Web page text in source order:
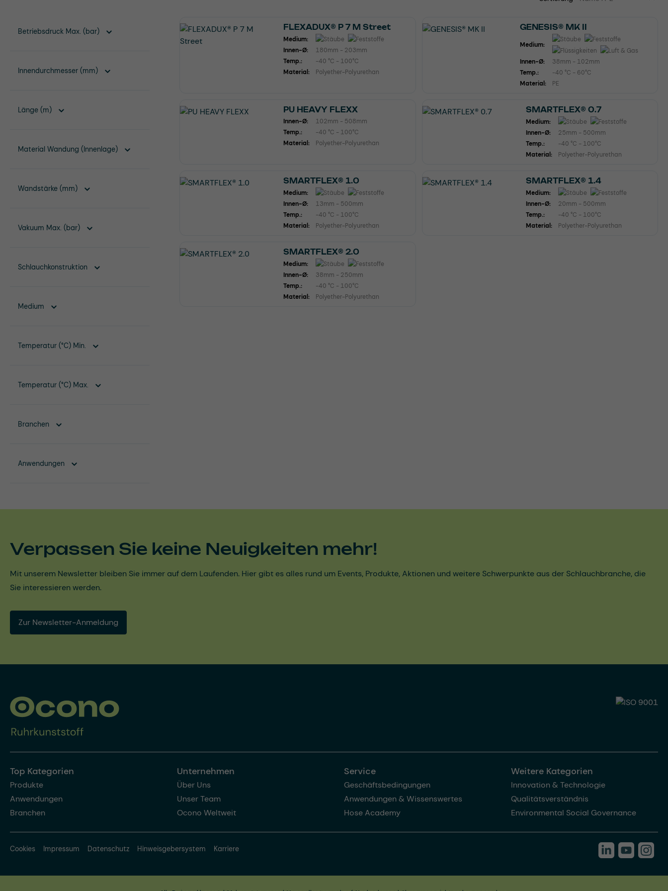
Betriebsdruck Max. (bar)
Innendurchmesser (mm)
Länge (m)
Material Wandung (Innenlage)
Wandstärke (mm)
Vakuum Max. (bar)
Schlauchkonstruktion
Medium
Temperatur (°C) Min.
Temperatur (°C) Max.
Branchen
Anwendungen
FLEXADUX® P 7 M Street
Medium:
Innen-Ø:
180mm - 203mm
Temp.:
-40 °C - 100°C
Material:
Polyether-Polyurethan
GENESIS® MK II
Medium:
Innen-Ø:
38mm - 102mm
Temp.:
-40 °C - 60°C
Material:
PE
PU HEAVY FLEXX
Innen-Ø:
102mm - 508mm
Temp.:
-40 °C - 100°C
Material:
Polyether-Polyurethan
SMARTFLEX® 0.7
Medium:
Innen-Ø:
25mm - 500mm
Temp.:
-40 °C - 100°C
Material:
Polyether-Polyurethan
SMARTFLEX® 1.0
Medium:
Innen-Ø:
13mm - 500mm
Temp.:
-40 °C - 100°C
Material:
Polyether-Polyurethan
SMARTFLEX® 1.4
Medium:
Innen-Ø:
20mm - 500mm
Temp.:
-40 °C - 100°C
Material:
Polyether-Polyurethan
SMARTFLEX® 2.0
Medium:
Innen-Ø:
38mm - 250mm
Temp.:
-40 °C - 100°C
Material:
Polyether-Polyurethan
Verpassen Sie keine Neuigkeiten mehr!
Mit unserem Newsletter bleiben Sie immer auf dem Laufenden. Hier gibt es alles rund um Events, Produkte, Aktionen und weitere Schwerpunkte aus der Schlauchbranche, die
Sie interessieren werden.
Zur Newsletter-Anmeldung
Top Kategorien
Produkte
Anwendungen
Branchen
Unternehmen
Über Uns
Unser Team
Ocono Weltweit
Service
Geschäftsbedingungen
Anwendungen & Wissenswertes
Hose Academy
Weitere Kategorien
Innovation & Technologie
Qualitätsverständnis
Environmental Social Governance
Cookies Impressum Datenschutz Hinweisgebersystem Karriere